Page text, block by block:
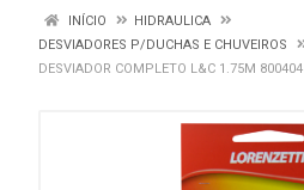
INÍCIO
HIDRAULICA
DESVIADORES P/DUCHAS E CHUVEIROS
DESVIADOR COMPLETO L&C 1.75M 800404